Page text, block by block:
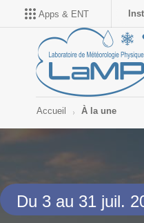
Apps & ENT
Accueil À la une
Du 3 au 31 juil.